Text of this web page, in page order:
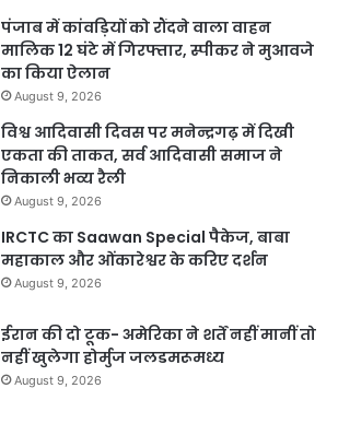
पंजाब में कांवड़ियों को रौंदने वाला वाहन
मालिक 12 घंटे में गिरफ्तार, स्पीकर ने मुआवजे
का किया ऐलान
August 9, 2026
विश्व आदिवासी दिवस पर मनेन्द्रगढ़ में दिखी
एकता की ताकत, सर्व आदिवासी समाज ने
निकाली भव्य रैली
August 9, 2026
IRCTC का Saawan Special पैकेज, बाबा
महाकाल और ओंकारेश्वर के करिए दर्शन
August 9, 2026
ईरान की दो टूक- अमेरिका ने शर्तें नहीं मानीं तो
नहीं खुलेगा होर्मुज जलडमरूमध्य
August 9, 2026